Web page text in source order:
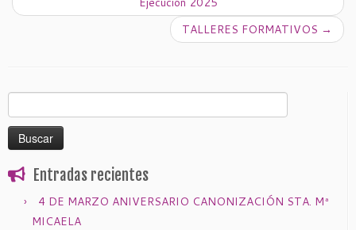
TALLERES FORMATIVOS →
Buscar:
Entradas recientes
4 DE MARZO ANIVERSARIO CANONIZACIÓN STA. Mª
MICAELA